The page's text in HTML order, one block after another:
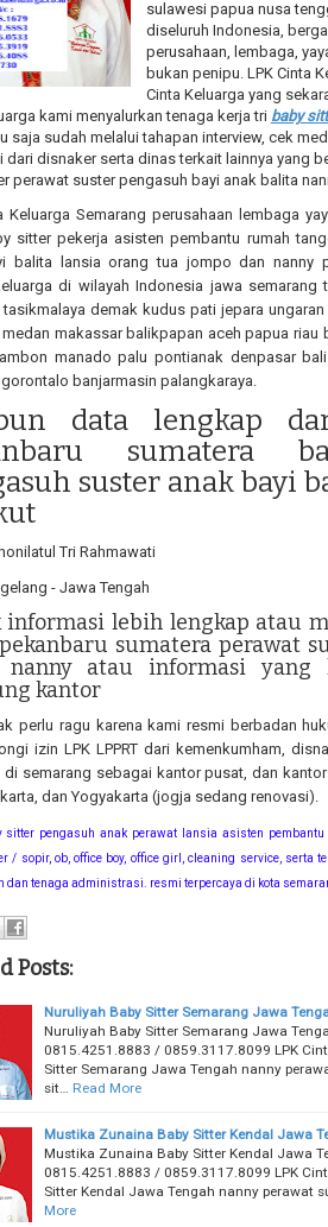
sulawesi papua nusa
diseluruh Indonesia,
perusahaan, lembaga,
bukan penipu. LPK Cinta
Cinta Keluarga yang
kami menyalurkan tenaga kerja tri baby
saja sudah melalui tahapan interview, cek
dari disnaker serta dinas terkait lainnya yang
perawat suster pengasuh bayi anak balita
Keluarga Semarang perusahaan lembaga
sitter pekerja asisten pembantu rumah
balita lansia orang tua jompo dan nanny
di wilayah Indonesia jawa
tasikmalaya demak kudus pati jepara
medan makassar balikpapan aceh papua
manado palu pontianak denpasar
gorontalo banjarmasin palangkaraya.
data lengkap
sumatera
suster anak bayi
Tri Rahmawati
- Jawa Tengah
informasi lebih lengkap atau
sumatera perawat
nanny atau informasi yang
kantor
perlu ragu karena kami resmi berbadan
izin LPK LPPRT dari kemenkumham,
di semarang sebagai kantor pusat, dan
dan Yogyakarta (jogja sedang renovasi).
sitter pengasuh anak perawat lansia asisten
/ sopir, ob, office boy, office girl, cleaning service, serta
dan tenaga administrasi. resmi terpercaya di kota
Posts:
Nuruliyah Baby Sitter Semarang Jawa
Nuruliyah Baby Sitter Semarang Jawa
0815.4251.8883 / 0859.3117.8099 LPK
Sitter Semarang Jawa Tengah nanny
sit…
Read More
Mustika Zunaina Baby Sitter Kendal Jawa
Mustika Zunaina Baby Sitter Kendal Jawa
0815.4251.8883 / 0859.3117.8099 LPK
Sitter Kendal Jawa Tengah nanny perawat
More